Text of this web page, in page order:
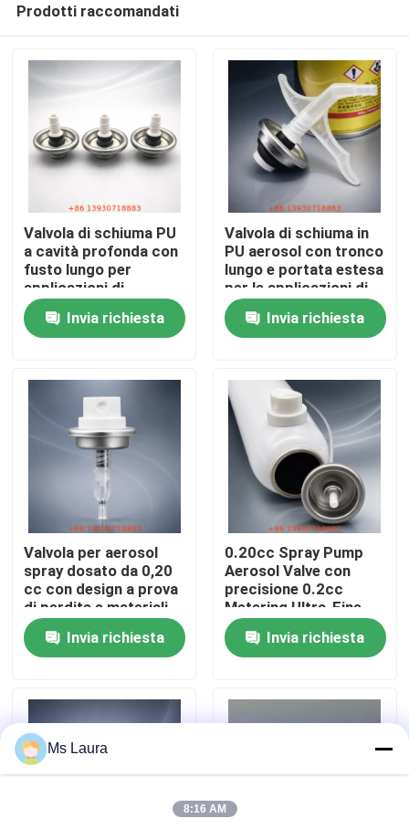
Casa
Giro della fabbrica
Controllo di qualità
Contatto Stati Uniti
Notizie
Casi
Valvola a gas del butano
Prodotti raccomandati
Valvola di schiuma PU
a cavità profonda con
fusto lungo per
applicazioni di
schiuma ad alta
pressione da un
pollice
Invia richiesta
Valvola di schiuma in
PU aerosol con tronco
lungo e portata estesa
per le applicazioni di
schiuma ad alta
pressioneInvia richiesta
Valvola per aerosol
spray dosato da 0,20
cc con design a prova
di perdite e materiali
di grado medico per
un dosaggio di
precisione
Invia richiesta
0.20cc Spray Pump
Aerosol Valve con
precisione 0.2cc
Metering Ultra-Fine
Mist Nozzle e
Compatibilità Bag-on-
Valve
Invia richiesta
Ms Laura
8:16 AM